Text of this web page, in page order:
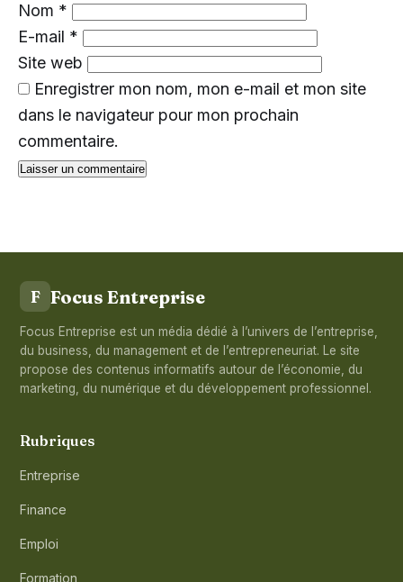
Nom *
E-mail *
Site web
Enregistrer mon nom, mon e-mail et mon site
dans le navigateur pour mon prochain
commentaire.
F Focus Entreprise
Focus Entreprise est un média dédié à l’univers de l’entreprise,
du business, du management et de l’entrepreneuriat. Le site
propose des contenus informatifs autour de l’économie, du
marketing, du numérique et du développement professionnel.
Rubriques
Entreprise
Finance
Emploi
Formation